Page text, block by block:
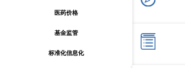
医药价格
基金监管
标准化信息化